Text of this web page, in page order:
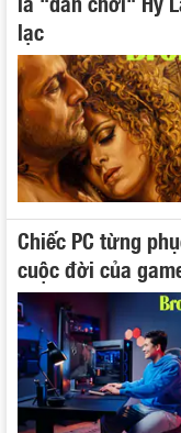
lạc
Chiếc PC từng
cuộc đời của